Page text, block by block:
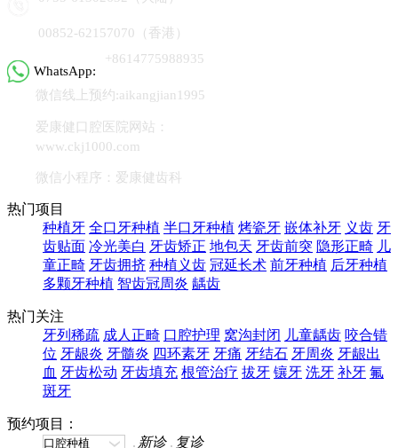
00852-62157070（香港）
WhatsApp:
+8614775988935
微信线上预约:aikangjian1995
爱康健口腔医院网站：
www.ckj1000.com
微信小程序：爱康健齿科
热门项目
种植牙 全口牙种植 半口牙种植 烤瓷牙 嵌体补牙 义齿 牙
齿贴面 冷光美白 牙齿矫正 地包天 牙齿前突 隐形正畸 儿
童正畸 牙齿拥挤 种植义齿 冠延长术 前牙种植 后牙种植
多颗牙种植 智齿冠周炎 龋齿
热门关注
牙列稀疏 成人正畸 口腔护理 窝沟封闭 儿童龋齿 咬合错
位 牙龈炎 牙髓炎 四环素牙 牙痛 牙结石 牙周炎 牙龈出
血 牙齿松动 牙齿填充 根管治疗 拔牙 镶牙 洗牙 补牙 氟
斑牙
预约项目：
新诊
复诊